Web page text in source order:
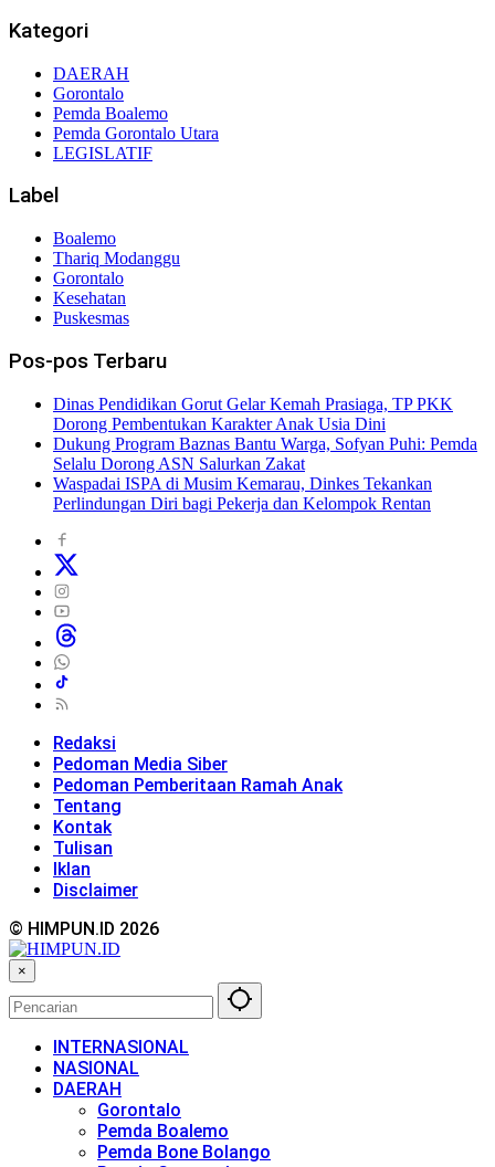
Kategori
DAERAH
Gorontalo
Pemda Boalemo
Pemda Gorontalo Utara
LEGISLATIF
Label
Boalemo
Thariq Modanggu
Gorontalo
Kesehatan
Puskesmas
Pos-pos Terbaru
Dinas Pendidikan Gorut Gelar Kemah Prasiaga, TP PKK
Dorong Pembentukan Karakter Anak Usia Dini
Dukung Program Baznas Bantu Warga, Sofyan Puhi: Pemda
Selalu Dorong ASN Salurkan Zakat
Waspadai ISPA di Musim Kemarau, Dinkes Tekankan
Perlindungan Diri bagi Pekerja dan Kelompok Rentan
Redaksi
Pedoman Media Siber
Pedoman Pemberitaan Ramah Anak
Tentang
Kontak
Tulisan
Iklan
Disclaimer
© HIMPUN.ID 2026
×
INTERNASIONAL
NASIONAL
DAERAH
Gorontalo
Pemda Boalemo
Pemda Bone Bolango